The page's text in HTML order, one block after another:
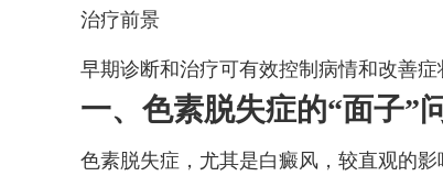
治疗前景
早期诊断和治疗可有效控制病情和改善症
一、色素脱失症的“面子”
色素脱失症，尤其是白癜风，较直观的